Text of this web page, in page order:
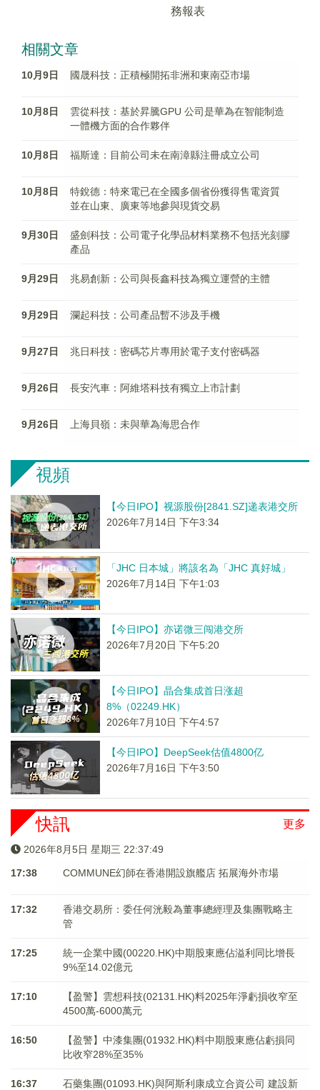
務報表
相關文章
10月9日 國晟科技：正積極開拓非洲和東南亞市場
10月8日
雲從科技：基於昇騰GPU 公司是華為在智能制造
一體機方面的合作夥伴
10月8日 福斯達：目前公司未在南漳縣注冊成立公司
10月8日
特銳德：特來電已在全國多個省份獲得售電資質
並在山東、廣東等地參與現貨交易
9月30日
盛劍科技：公司電子化學品材料業務不包括光刻膠
產品
9月29日 兆易創新：公司與長鑫科技為獨立運營的主體
9月29日 瀾起科技：公司產品暫不涉及手機
9月27日 兆日科技：密碼芯片專用於電子支付密碼器
9月26日 長安汽車：阿維塔科技有獨立上市計劃
9月26日 上海貝嶺：未與華為海思合作
視頻
【今日IPO】视源股份[2841.SZ]递表港交所
2026年7月14日 下午3:34
「JHC 日本城」將該名為「JHC 真好城」
2026年7月14日 下午1:03
【今日IPO】亦诺微三闯港交所
2026年7月20日 下午5:20
【今日IPO】晶合集成首日涨超
8%（02249.HK）
2026年7月10日 下午4:57
【今日IPO】DeepSeek估值4800亿
2026年7月16日 下午3:50
更多
快訊
2026年8月5日 星期三 22:37:49
17:38 COMMUNE幻師在香港開設旗艦店 拓展海外市場
17:32
香港交易所：委任何洸毅為董事總經理及集團戰略主
管
17:25
統一企業中國(00220.HK)中期股東應佔溢利同比增長
9%至14.02億元
17:10
【盈警】雲想科技(02131.HK)料2025年淨虧損收窄至
4500萬-6000萬元
16:50
【盈警】中漆集團(01932.HK)料中期股東應佔虧損同
比收窄28%至35%
16:37
石藥集團(01093.HK)與阿斯利康成立合資公司 建設新